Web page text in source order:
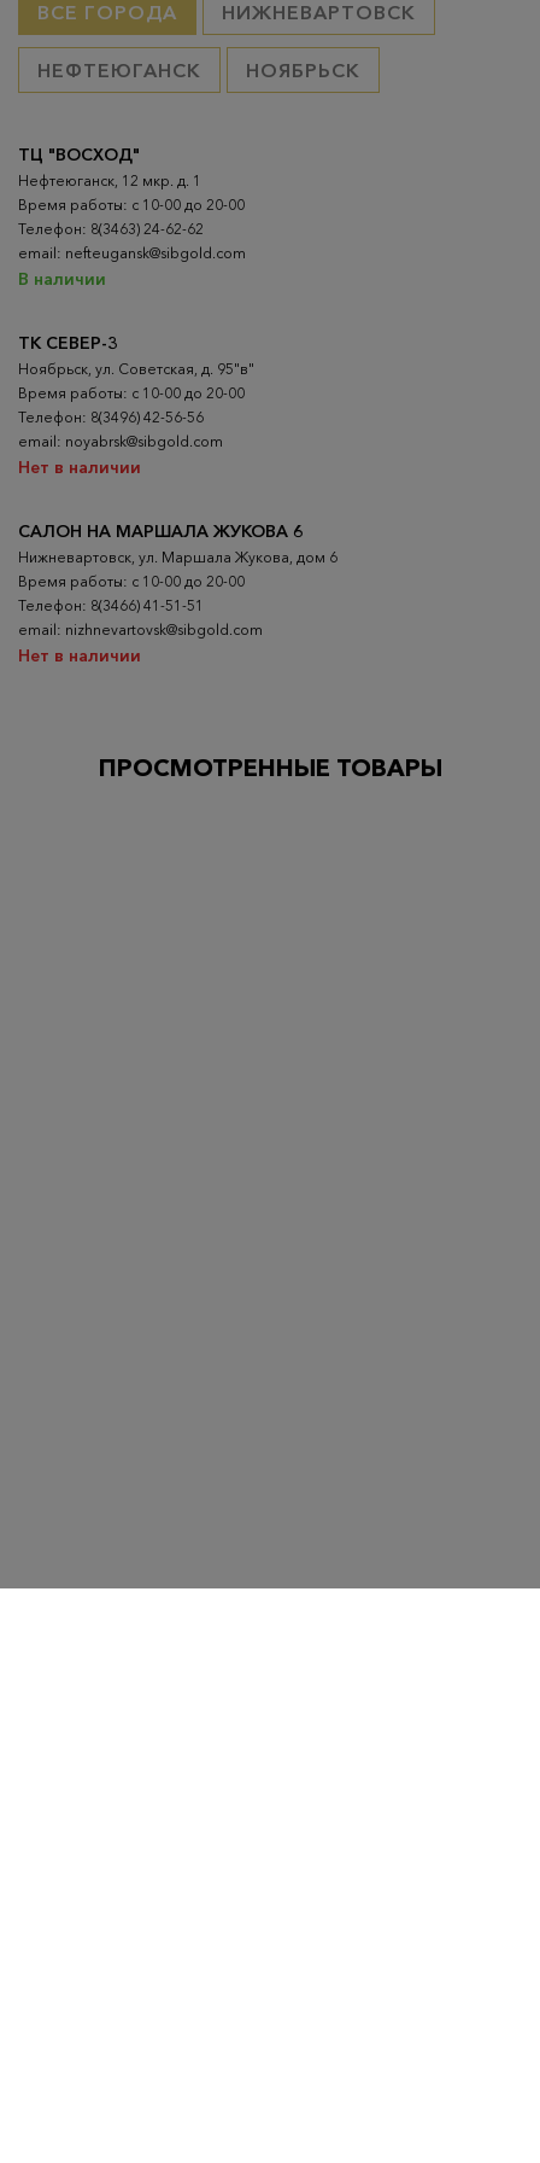
ВСЕ ГОРОДА НИЖНЕВАРТОВСК
НЕФТЕЮГАНСК НОЯБРЬСК
ТК СЕВЕР-3
Ноябрьск, ул. Советская, д. 95"в"
Время работы: с 10-00 до 20-00
Телефон: 8(3496) 42-56-56
email: noyabrsk@sibgold.com
Нет в наличии
ТЦ "ВОСХОД"
Нефтеюганск, 12 мкр. д. 1
Время работы: с 10-00 до 20-00
Телефон: 8(3463) 24-62-62
email: nefteugansk@sibgold.com
В наличии
САЛОН НА МАРШАЛА ЖУКОВА 6
Нижневартовск, ул. Маршала Жукова, дом 6
Время работы: с 10-00 до 20-00
Телефон: 8(3466) 41-51-51
email: nizhnevartovsk@sibgold.com
Нет в наличии
ПРОСМОТРЕННЫЕ ТОВАРЫ